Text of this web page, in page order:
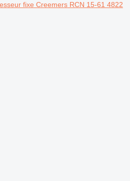
fixe Creemers RCN 15-61 4822